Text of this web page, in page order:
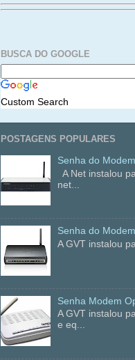
BUSCA DO GOOGLE
Custom Search
POSTAGENS POPULARES
Senha do
A Net instalou
net...
Senha do
A GVT instalou
Senha Modem
A GVT instalou
e eq...